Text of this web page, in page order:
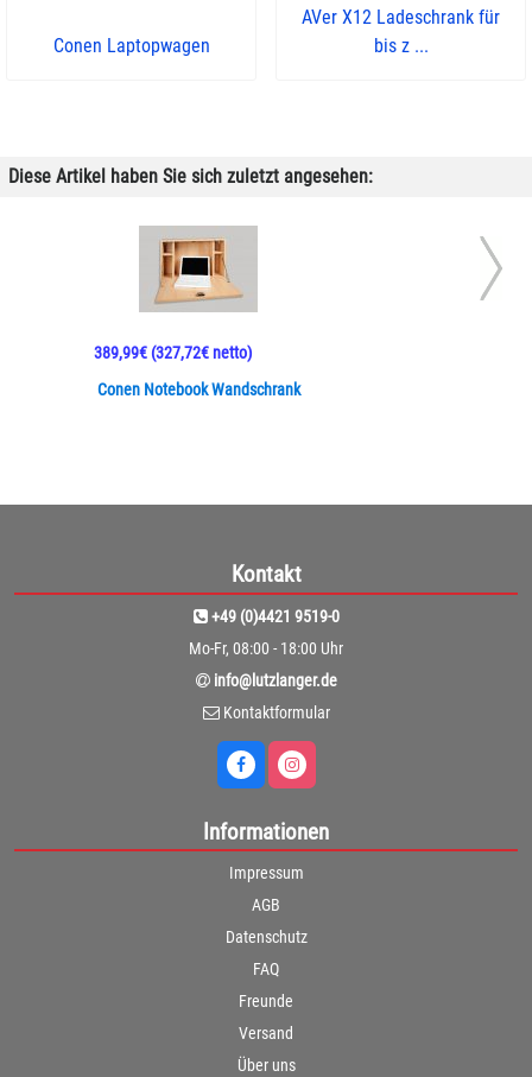
Conen Laptopwagen
AVer X12 Ladeschrank für
bis z ...
Diese Artikel haben Sie sich zuletzt angesehen:
Conen Notebook Wandschrank
389,99€(327,72€ netto)
Kontakt
+49 (0)4421 9519-0
Mo-Fr, 08:00 - 18:00 Uhr
info@lutzlanger.de
Kontaktformular
Informationen
Impressum
AGB
Datenschutz
FAQ
Freunde
Versand
Über uns